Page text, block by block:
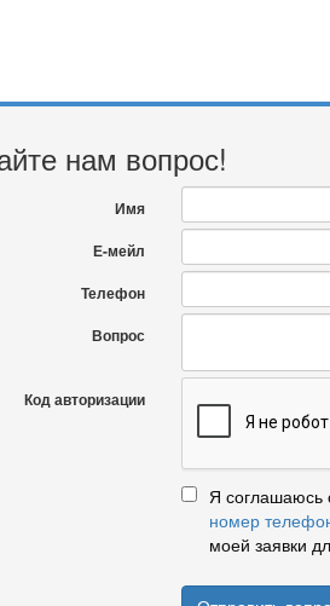
нам вопрос!
Имя
Е-мейл
Телефон
Вопрос
Код авторизации
Я соглашаюсь
номер
моей заявки